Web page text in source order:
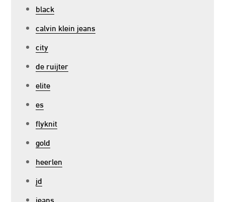
black
calvin klein jeans
city
de ruijter
elite
es
flyknit
gold
heerlen
jd
jeans